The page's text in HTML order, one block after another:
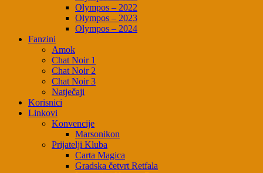
Olympos – 2022
Olympos – 2023
Olympos – 2024
Fanzini
Amok
Chat Noir 1
Chat Noir 2
Chat Noir 3
Natječaji
Korisnici
Linkovi
Konvencije
Marsonikon
Prijatelji Kluba
Carta Magica
Gradska četvrt Retfala